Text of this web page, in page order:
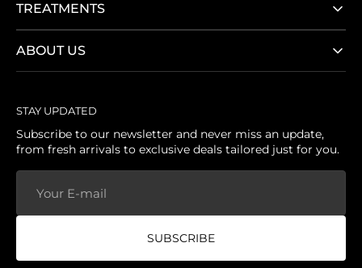
TREATMENTS
ABOUT US
STAY UPDATED
Subscribe to our newsletter and never miss an update,
from fresh arrivals to exclusive deals tailored just for you.
Your
mail
SUBSCRIBE